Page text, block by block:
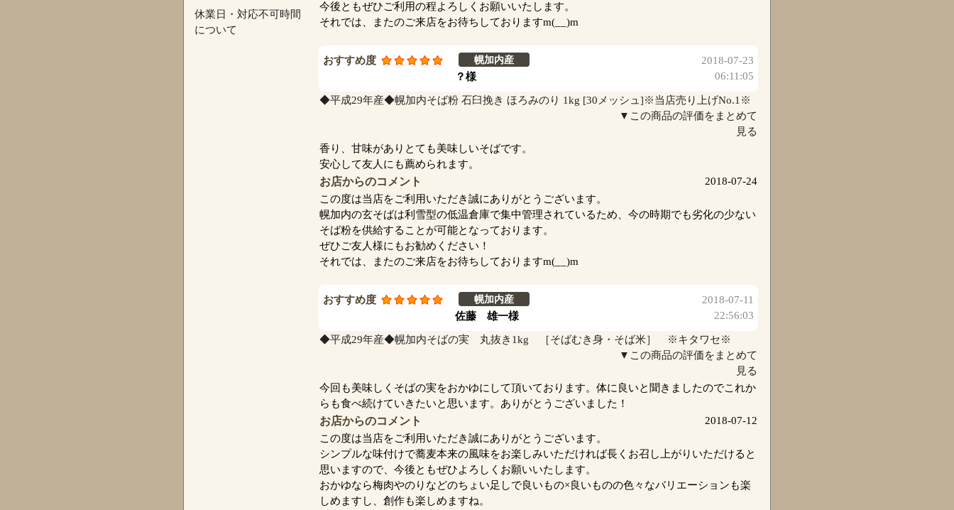
休業日・対応不可時間
について
今後ともぜひご利用の程よろしくお願いいたします。
それでは、またのご来店をお待ちしておりますm(__)m
おすすめ度 幌加内産
？様
2018-07-23
06:11:05
◆平成29年産◆幌加内そば粉 石臼挽き ほろみのり 1kg [30メッシュ]※当店売り上げNo.1※
▼この商品の評価をまとめて
見る
香り、甘味がありとても美味しいそばです。
安心して友人にも薦められます。
お店からのコメント
2018-07-24
この度は当店をご利用いただき誠にありがとうございます。
幌加内の玄そばは利雪型の低温倉庫で集中管理されているため、今の時期でも劣化の少ない
そば粉を供給することが可能となっております。
ぜひご友人様にもお勧めください！
それでは、またのご来店をお待ちしておりますm(__)m
おすすめ度 幌加内産
佐藤 雄一様
2018-07-11
22:56:03
◆平成29年産◆幌加内そばの実 丸抜き1kg ［そばむき身・そば米］ ※キタワセ※
▼この商品の評価をまとめて
見る
今回も美味しくそばの実をおかゆにして頂いております。体に良いと聞きましたのでこれか
らも食べ続けていきたいと思います。ありがとうございました！
お店からのコメント
2018-07-12
この度は当店をご利用いただき誠にありがとうございます。
シンプルな味付けで蕎麦本来の風味をお楽しみいただければ長くお召し上がりいただけると
思いますので、今後ともぜひよろしくお願いいたします。
おかゆなら梅肉やのりなどのちょい足しで良いもの×良いものの色々なバリエーションも楽
しめますし、創作も楽しめますね。